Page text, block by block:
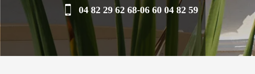
04 82 29 62 68-06 60 04 82 59